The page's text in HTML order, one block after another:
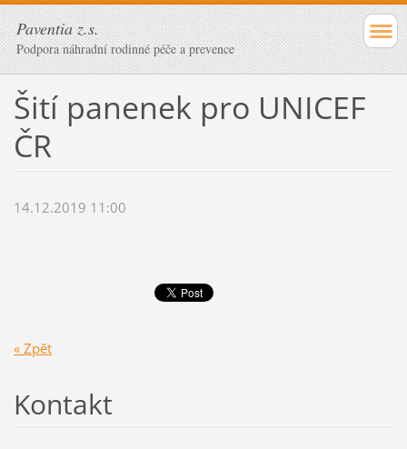
Paventia z.s.
Podpora náhradní rodinné péče a prevence
Šití panenek pro UNICEF
ČR
14.12.2019 11:00
« Zpět
Kontakt